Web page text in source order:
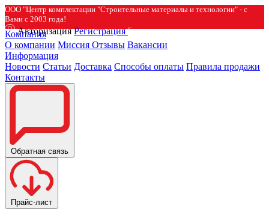
ООО "Центр комплектации "Строительные материалы и технологии" - с
Вами с 2003 года!
Авторизация Регистрация
Компания
О компании Миссия Отзывы Вакансии
Информация
Новости Статьи Доставка Способы оплаты Правила продажи
Контакты
Обратная связь
Прайс-лист